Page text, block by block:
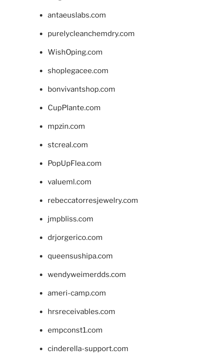
antaeuslabs.com
purelycleanchemdry.com
WishOping.com
shoplegacee.com
bonvivantshop.com
CupPlante.com
mpzin.com
stcreal.com
PopUpFlea.com
valueml.com
rebeccatorresjewelry.com
jmpbliss.com
drjorgerico.com
queensushipa.com
wendyweimerdds.com
ameri-camp.com
hrsreceivables.com
empconst1.com
cinderella-support.com